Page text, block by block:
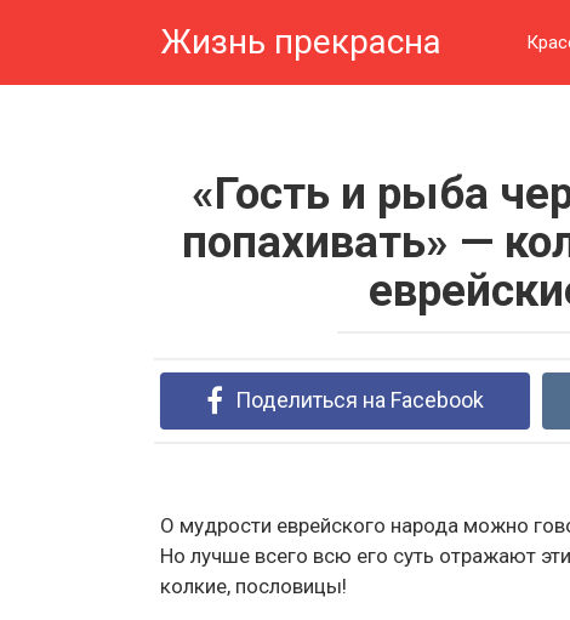
Жизнь прекрасна
«Гость и рыба
попахивать» —
Поделиться на Facebook
О мудрости еврейского народа можно
Но лучше всего всю его суть отражают
колкие, пословицы!